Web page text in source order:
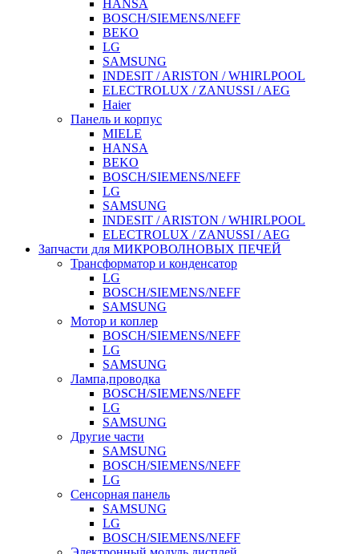
HANSA
BOSCH/SIEMENS/NEFF
BEKO
LG
SAMSUNG
INDESIT / ARISTON / WHIRLPOOL
ELECTROLUX / ZANUSSI / AEG
Haier
Панель и корпус
MIELE
HANSA
BEKO
BOSCH/SIEMENS/NEFF
LG
SAMSUNG
INDESIT / ARISTON / WHIRLPOOL
ELECTROLUX / ZANUSSI / AEG
Запчасти для МИКРОВОЛНОВЫХ ПЕЧЕЙ
Трансформатор и конденсатор
LG
BOSCH/SIEMENS/NEFF
SAMSUNG
Мотор и коплер
BOSCH/SIEMENS/NEFF
LG
SAMSUNG
Лампа,проводка
BOSCH/SIEMENS/NEFF
LG
SAMSUNG
Другие части
SAMSUNG
BOSCH/SIEMENS/NEFF
LG
Сенсорная панель
SAMSUNG
LG
BOSCH/SIEMENS/NEFF